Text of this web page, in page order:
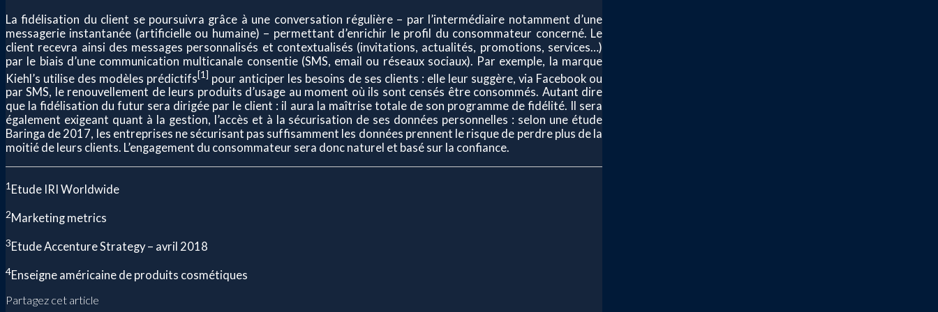
La fidélisation du client se poursuivra grâce à une conversation régulière – par l’intermédiaire notamment d’une
messagerie instantanée (artificielle ou humaine) – permettant d’enrichir le profil du consommateur concerné. Le
client recevra ainsi des messages personnalisés et contextualisés (invitations, actualités, promotions, services…)
par le biais d’une communication multicanale consentie (SMS, email ou réseaux sociaux). Par exemple, la marque
Kiehl’s utilise des modèles prédictifs[1] pour anticiper les besoins de ses clients : elle leur suggère, via Facebook ou
par SMS, le renouvellement de leurs produits d’usage au moment où ils sont censés être consommés. Autant dire
que la fidélisation du futur sera dirigée par le client : il aura la maîtrise totale de son programme de fidélité. Il sera
également exigeant quant à la gestion, l’accès et à la sécurisation de ses données personnelles : selon une étude
Baringa de 2017, les entreprises ne sécurisant pas suffisamment les données prennent le risque de perdre plus de la
moitié de leurs clients. L’engagement du consommateur sera donc naturel et basé sur la confiance.
1 Etude IRI Worldwide
2Marketing metrics
3Etude Accenture Strategy – avril 2018
4Enseigne américaine de produits cosmétiques
Partagez cet article